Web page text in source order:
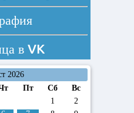
в VK
2026
Пт Сб
Вс
1
2